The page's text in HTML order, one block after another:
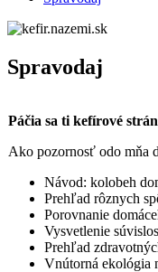
Spravodaj
Páčia sa ti kefírové
Ako pozornosť odo mňa
Návod: kolobeh
Pre­hľad rôznych
Porov­nanie
Vysvetle­nie
Pre­hľad
Vnú­torná ekoló­gia